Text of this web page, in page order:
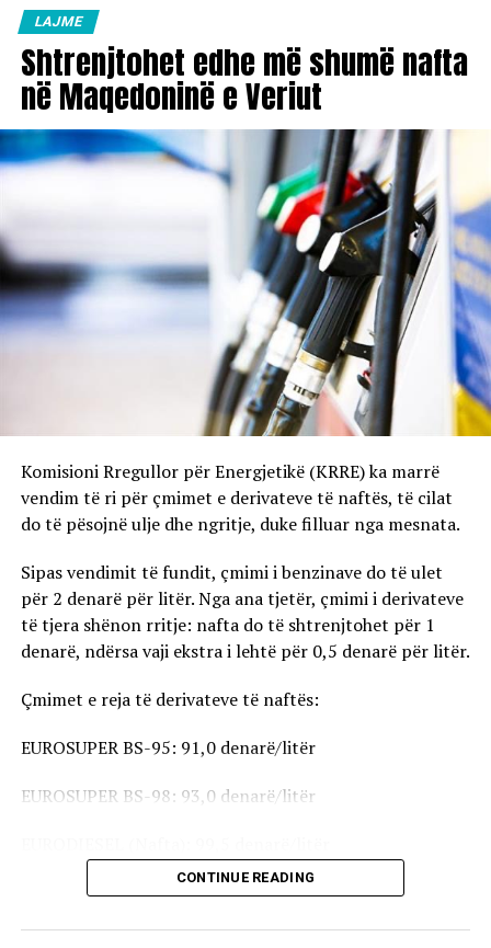
LAJME
Shtrenjtohet edhe më shumë nafta
në Maqedoninë e Veriut
Komisioni Rregullor për Energjetikë (KRRE) ka marrë
vendim të ri për çmimet e derivateve të naftës, të cilat
do të pësojnë ulje dhe ngritje, duke filluar nga mesnata.
Sipas vendimit të fundit, çmimi i benzinave do të ulet
për 2 denarë për litër. Nga ana tjetër, çmimi i derivateve
të tjera shënon rritje: nafta do të shtrenjtohet për 1
denarë, ndërsa vaji ekstra i lehtë për 0,5 denarë për litër.
Çmimet e reja të derivateve të naftës:
EUROSUPER BS-95: 91,0 denarë/litër
EUROSUPER BS-98: 93,0 denarë/litër
Vaji ekstra i lehtë (EL-1): 98,5 denarë/litër
CONTINUE READING